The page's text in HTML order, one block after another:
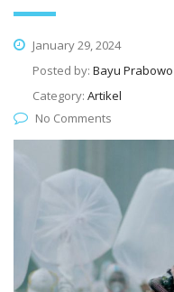
January 29, 2024
Posted by: Bayu Prabowo
Category: Artikel
No Comments